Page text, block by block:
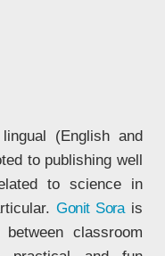
(English and
to publishing well
to science in
Gonit Sorais
classroom